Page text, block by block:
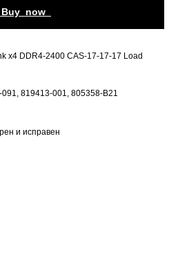
_Buy_now_
x4 DDR4-2400 CAS-17-17-17 Load
819413-001, 805358-B21
и исправен